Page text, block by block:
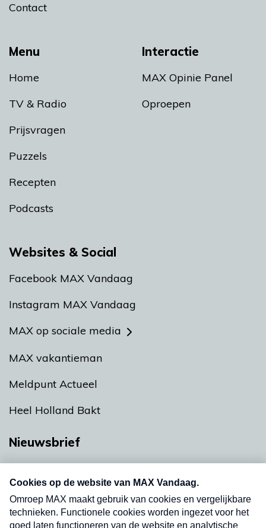
Menu
Home
TV & Radio
Prijsvragen
Puzzels
Recepten
Podcasts
Interactie
MAX Opinie Panel
Oproepen
Contact
Websites & Social
Facebook MAX Vandaag
Instagram MAX Vandaag
MAX op sociale media
MAX vakantieman
Meldpunt Actueel
Heel Holland Bakt
Nieuwsbrief
nieuwsbrief. Elke vrijdag- en dinsdagochtend in
uw mailbox.
Verzend